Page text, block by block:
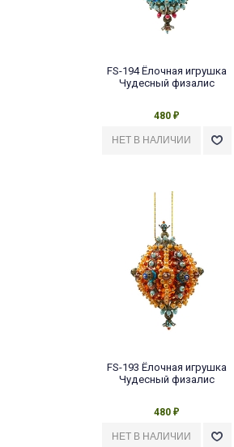
FS-194 Ёлочная игрушка
Чудесный физалис
480 ₽
FS-193 Ёлочная игрушка
Чудесный физалис
480 ₽